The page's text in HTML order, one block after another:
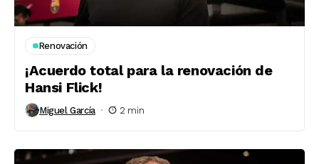
Renovación
¡Acuerdo total para la renovación de
Hansi Flick!
Miguel García 2 min